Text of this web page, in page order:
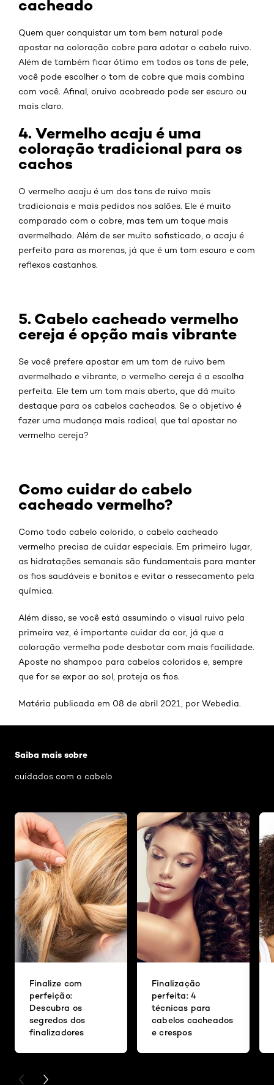
cacheado
Quem quer conquistar um tom bem natural pode
apostar na coloração cobre para adotar o cabelo ruivo.
Além de também ficar ótimo em todos os tons de pele,
você pode escolher o tom de cobre que mais combina
com você. Afinal, oruivo acobreado pode ser escuro ou
mais claro.
4. Vermelho acaju é uma
coloração tradicional para os
cachos
O vermelho acaju é um dos tons de ruivo mais
tradicionais e mais pedidos nos salões. Ele é muito
comparado com o cobre, mas tem um toque mais
avermelhado. Além de ser muito sofisticado, o acaju é
perfeito para as morenas, já que é um tom escuro e com
reflexos castanhos.
5. Cabelo cacheado vermelho
cereja é opção mais vibrante
Se você prefere apostar em um tom de ruivo bem
avermelhado e vibrante, o vermelho cereja é a escolha
perfeita. Ele tem um tom mais aberto, que dá muito
destaque para os cabelos cacheados. Se o objetivo é
fazer uma mudança mais radical, que tal apostar no
vermelho cereja?
Como cuidar do cabelo
cacheado vermelho?
Como todo cabelo colorido, o cabelo cacheado
vermelho precisa de cuidar especiais. Em primeiro lugar,
as hidratações semanais são fundamentais para manter
os fios saudáveis e bonitos e evitar o ressecamento pela
química.
Além disso, se você está assumindo o visual ruivo pela
primeira vez, é importante cuidar da cor, já que a
coloração vermelha pode desbotar com mais facilidade.
Aposte no shampoo para cabelos coloridos e, sempre
que for se expor ao sol, proteja os fios.
Matéria publicada em 08 de abril 2021, por Webedia.
Saiba mais sobre
cuidados com o cabelo
Finalize com
perfeição:
Descubra os
segredos dos
finalizadores
Finalização
perfeita: 4
técnicas para
cabelos cacheados
e crespos
PREVIOUS CARD
NEXT CARD